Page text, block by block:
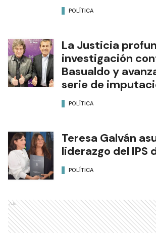
POLÍTICA
La Justicia
investigación
Basualdo y
serie de
POLÍTICA
Teresa Galván
liderazgo del IPS
POLÍTICA
Ads